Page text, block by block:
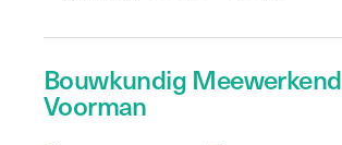
Bouwkundig Meewerkend
Voorman